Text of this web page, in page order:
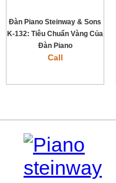
Đàn Piano Steinway & Sons
K-132: Tiêu Chuẩn Vàng Của
Đàn Piano
Call